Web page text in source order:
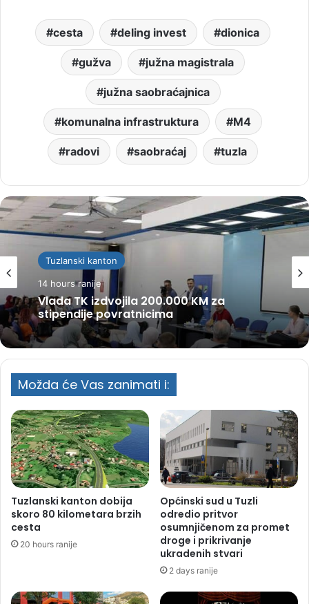
cesta deling invest dionica
gužva južna magistrala
južna saobraćajnica
komunalna infrastruktura M4
radovi saobraćaj tuzla
Tuzlanski kanton
14 hours ranije
Vlada TK izdvojila 200.000 KM za
stipendije povratnicima
Tuzla
14 hours ranije
u tešku krađu u Tuzli
Možda će Vas zanimati i:
Tuzlanski kanton dobija
skoro 80 kilometara brzih
cesta
20 hours ranije
Općinski sud u Tuzli
odredio pritvor
osumnjičenom za promet
droge i prikrivanje
ukradenih stvari
2 days ranije